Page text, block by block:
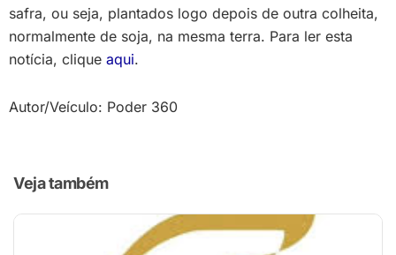
safra, ou seja, plantados logo depois de outra colheita,
normalmente de soja, na mesma terra. Para ler esta
notícia, clique aqui.
Autor/Veículo: Poder 360
Veja também